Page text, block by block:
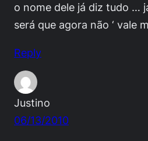
o nome dele já diz tudo …
será que agora não ‘ vale
Reply
Justino
06/13/2010